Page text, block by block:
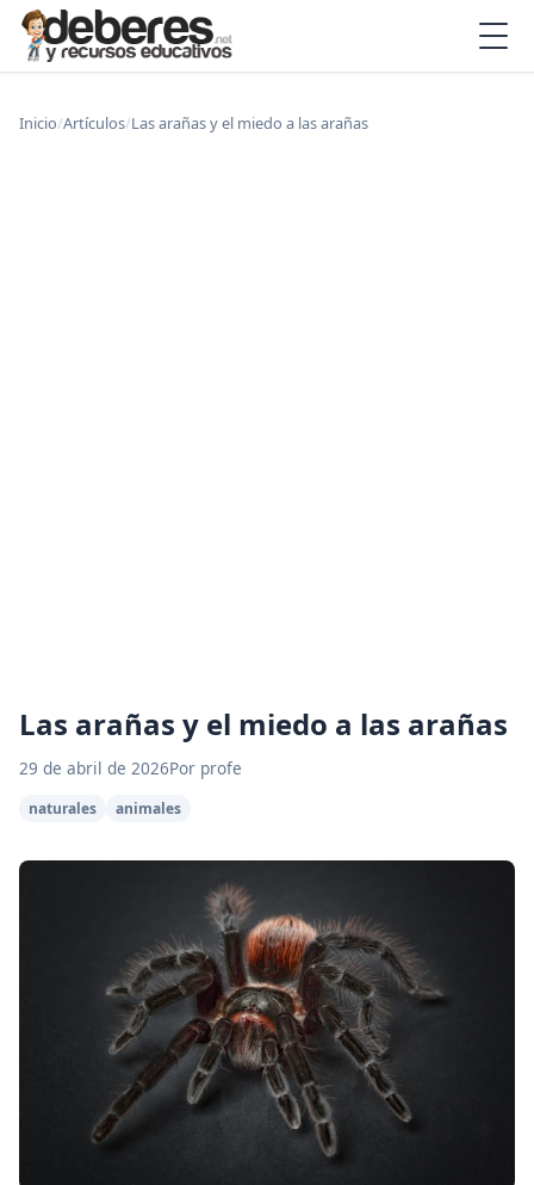
Inicio/Artículos/Las arañas y el miedo a las arañas
Las arañas y el miedo a las arañas
29 de abril de 2026Por profe
naturales animales